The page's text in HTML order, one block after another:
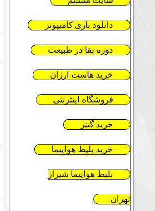
دانلود بازی کامیپوتر
دوره بقا در طبیعت
خرید هاست ارزان
فروشگاه اینترنتی
خرید گینر
خرید بلیط هواپیما
بلیط هواپیما شیراز
تهران